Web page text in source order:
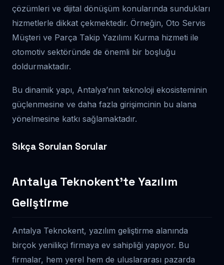
çözümleri ve dijital dönüşüm konularında sundukları
hizmetlerle dikkat çekmektedir. Örneğin, Oto Servis
Müşteri ve Parça Takip Yazılımı Kurma hizmeti ile
otomotiv sektöründe de önemli bir boşluğu
doldurmaktadır.
Bu dinamik yapı, Antalya’nın teknoloji ekosisteminin
güçlenmesine ve daha fazla girişimcinin bu alana
yönelmesine katkı sağlamaktadır.
Sıkça Sorulan Sorular
Antalya Teknokent’te Yazılım
Geliştirme
Antalya Teknokent, yazılım geliştirme alanında
birçok yenilikçi firmaya ev sahipliği yapıyor. Bu
firmalar, hem yerel hem de uluslararası pazarda